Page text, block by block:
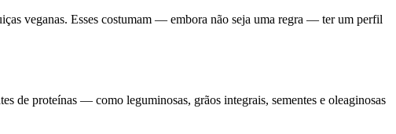
veganas. Esses costumam — embora não seja uma regra — ter um perfil
de proteínas — como leguminosas, grãos integrais, sementes e oleaginosas